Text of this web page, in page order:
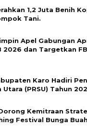
1,2 Juta Benih
Tani.
Apel Gabungan
2026 dan Targetkan
Karo Hadiri
Utara (PRSU) Tahun
Kemitraan
Festival Bunga